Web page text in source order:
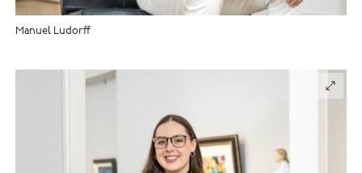
Manuel Ludorff